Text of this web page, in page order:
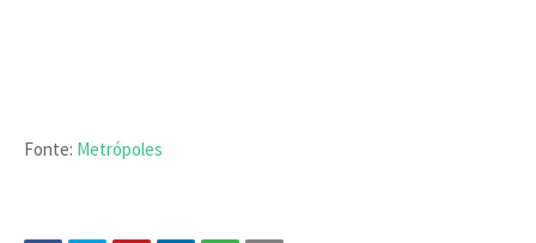
Fonte: Metrópoles